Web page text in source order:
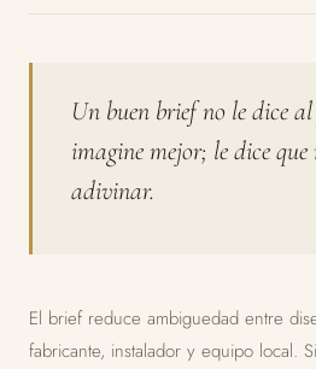
Un buen brief no le dice
imagine mejor; le dice que
adivinar.
El brief reduce ambiguedad entre
fabricante, instalador y equipo local.